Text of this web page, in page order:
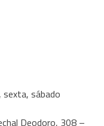
sábado
Deodoro, 308 –